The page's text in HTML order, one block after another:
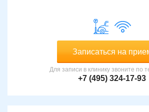
Записаться на
Для записи в клинику звоните по
+7 (495) 324-17-93